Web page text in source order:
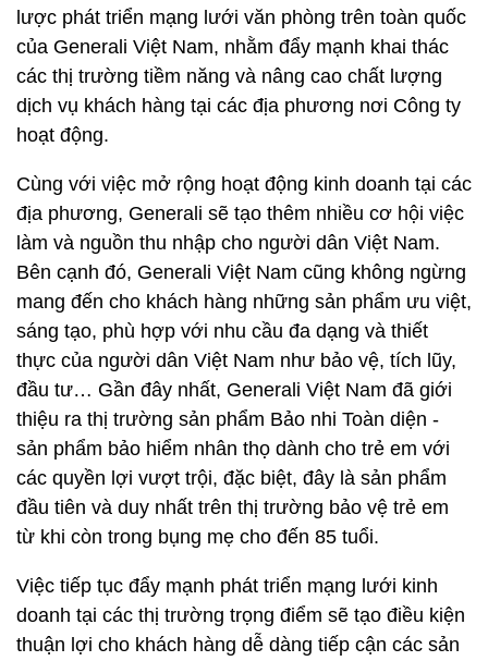
lược phát triển mạng lưới văn phòng trên toàn quốc
của Generali Việt Nam, nhằm đẩy mạnh khai thác
các thị trường tiềm năng và nâng cao chất lượng
dịch vụ khách hàng tại các địa phương nơi Công ty
hoạt động.
Cùng với việc mở rộng hoạt động kinh doanh tại các
địa phương, Generali sẽ tạo thêm nhiều cơ hội việc
làm và nguồn thu nhập cho người dân Việt Nam.
Bên cạnh đó, Generali Việt Nam cũng không ngừng
mang đến cho khách hàng những sản phẩm ưu việt,
sáng tạo, phù hợp với nhu cầu đa dạng và thiết
thực của người dân Việt Nam như bảo vệ, tích lũy,
đầu tư… Gần đây nhất, Generali Việt Nam đã giới
thiệu ra thị trường sản phẩm Bảo nhi Toàn diện -
sản phẩm bảo hiểm nhân thọ dành cho trẻ em với
các quyền lợi vượt trội, đặc biệt, đây là sản phẩm
đầu tiên và duy nhất trên thị trường bảo vệ trẻ em
từ khi còn trong bụng mẹ cho đến 85 tuổi.
Việc tiếp tục đẩy mạnh phát triển mạng lưới kinh
doanh tại các thị trường trọng điểm sẽ tạo điều kiện
thuận lợi cho khách hàng dễ dàng tiếp cận các sản